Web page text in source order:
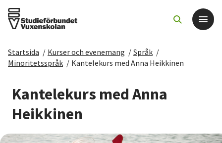
Det här gör vi
För dig som
Sök kurser och evenemang
Startsida / Kurser och evenemang / Språk /
Minoritetsspråk / Kantelekurs med Anna Heikkinen
Kantelekurs med Anna
Heikkinen